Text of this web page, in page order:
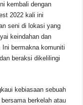
kembali dengan
2022 kali ini
seni di lokasi yang
keindahan dan
Ini bermakna komuniti
beraksi dikelilingi
kebiasaan sebuah
berkelah atau